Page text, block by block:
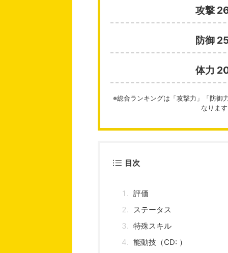
攻撃
防御
体力
※総合ランキングは「攻撃力」「防御
なりま
目次
評価
ステータス
特殊スキル
能動技（CD: ）